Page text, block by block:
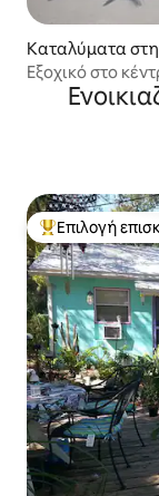
Καταλύματα
Εξοχικό στο
Κορυφαία
Επιλογή